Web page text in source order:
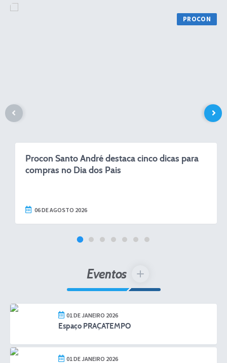
PROCON
Procon Santo André destaca cinco dicas para
compras no Dia dos Pais
06 DE AGOSTO 2026
Eventos
01 DE JANEIRO 2026
Espaço PRAÇATEMPO
01 DE JANEIRO 2026